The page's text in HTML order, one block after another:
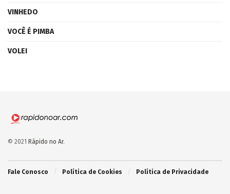
VINHEDO
VOCÊ É PIMBA
VOLEI
© 2021 Rápido no Ar.
Fale Conosco Política de Cookies Política de Privacidade